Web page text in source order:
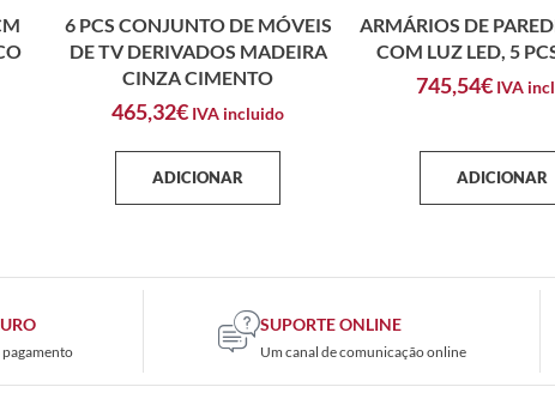
6 PCS CONJUNTO DE MÓVEIS
DE TV DERIVADOS MADEIRA
CINZA CIMENTO
465,32€ IVA incluido
ADICIONAR
ARMÁRIOS DE
COM LUZ LED, 5
745,54€ IVA
ADICIONAR
pagamento
SUPORTE ONLINE
Um canal de comunicação online